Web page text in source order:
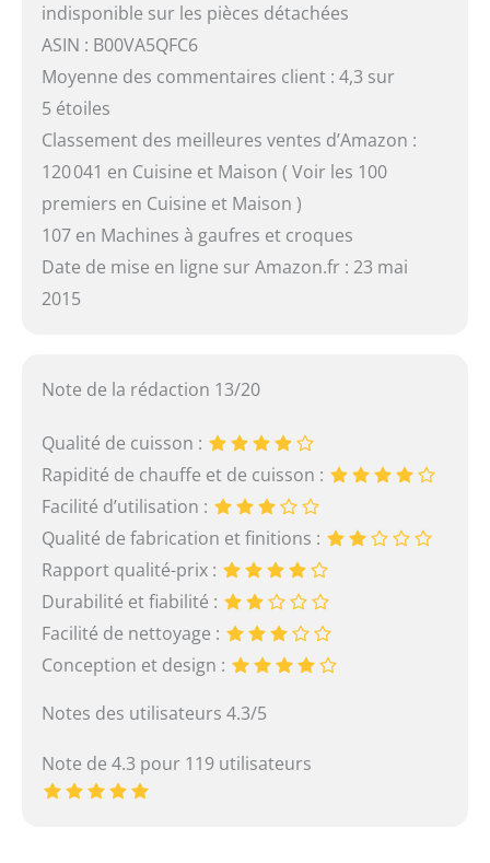
indisponible sur les pièces détachées
ASIN : B00VA5QFC6
Moyenne des commentaires client : 4,3 sur
5 étoiles
Classement des meilleures ventes d’Amazon :
120 041 en Cuisine et Maison ( Voir les 100
premiers en Cuisine et Maison )
107 en Machines à gaufres et croques
Date de mise en ligne sur Amazon.fr : 23 mai
2015
Note de la rédaction 13/20
Qualité de cuisson :
Rapidité de chauffe et de cuisson :
Facilité d’utilisation :
Qualité de fabrication et finitions :
Rapport qualité-prix :
Durabilité et fiabilité :
Facilité de nettoyage :
Conception et design :
Notes des utilisateurs 4.3/5
Note de 4.3 pour 119 utilisateurs